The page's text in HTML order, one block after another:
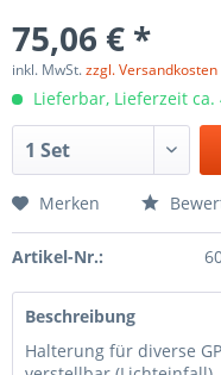
75,06 € *
inkl. MwSt.zzgl. Versandkosten
Lieferbar, Lieferzeit ca.
Merken
Artikel-Nr.:
Beschreibung
Halterung für diverse